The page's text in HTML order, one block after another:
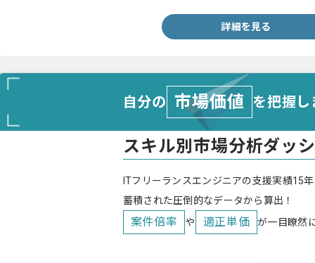
詳細を見る
自分の 市場価値 を把握
スキル別市場分析ダッ
ITフリーランスエンジニアの支援実績15
蓄積された圧倒的なデータから算出！
案件倍率 や 適正単価 が一目瞭然